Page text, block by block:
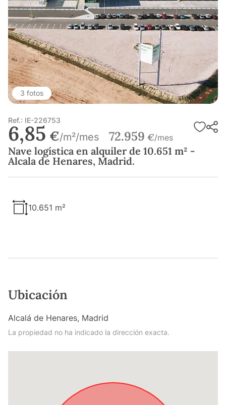
3 fotos
Ref.: IE-226753
6,85 €/m²/mes 72.959 €/mes
Nave logística en alquiler de 10.651 m² -
Alcala de Henares, Madrid.
10.651 m²
Ubicación
Alcalá de Henares, Madrid
La propiedad no ha indicado la dirección exacta.